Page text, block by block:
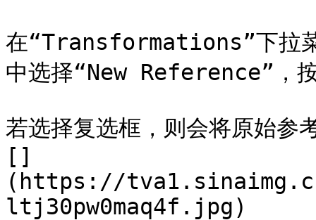
在“Transformations”下拉
中选择“New Reference”，
若选择复选框，则会将原始
[]
(https://
ltj30pw0maq4f.jpg)